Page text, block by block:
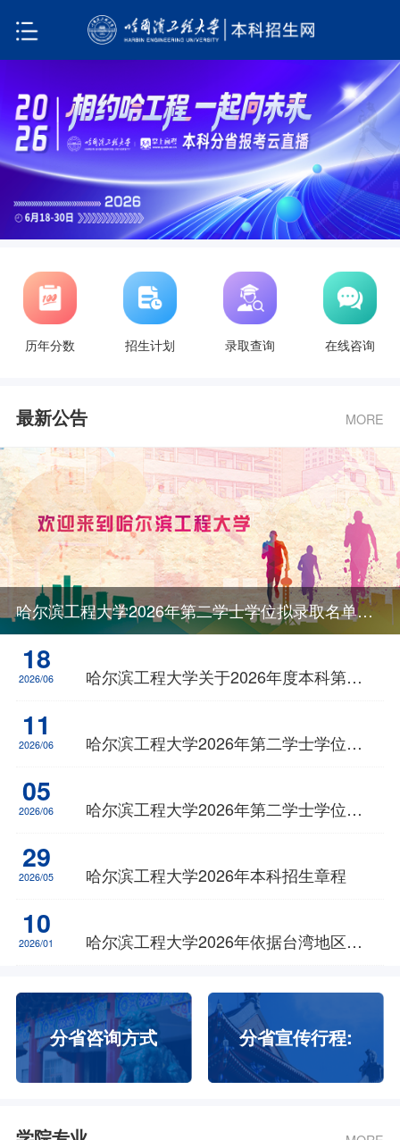
历年分数 招生计划 录取查询 在线咨询
最新公告 MORE
哈尔滨工程大学2026年第二学士学位拟录取名单公示
18
2026/06 哈尔滨工程大学关于2026年度本科第二学士学位笔试的通知
11
2026/06 哈尔滨工程大学2026年第二学士学位报名初审合格考生名单公示
05
2026/06 哈尔滨工程大学2026年第二学士学位招生简章
29
2026/05 哈尔滨工程大学2026年本科招生章程
10
2026/01 哈尔滨工程大学2026年依据台湾地区大学入学考试学科能力测试成绩招收台湾高中毕业生简章
分省咨询方式 分省宣传行程: